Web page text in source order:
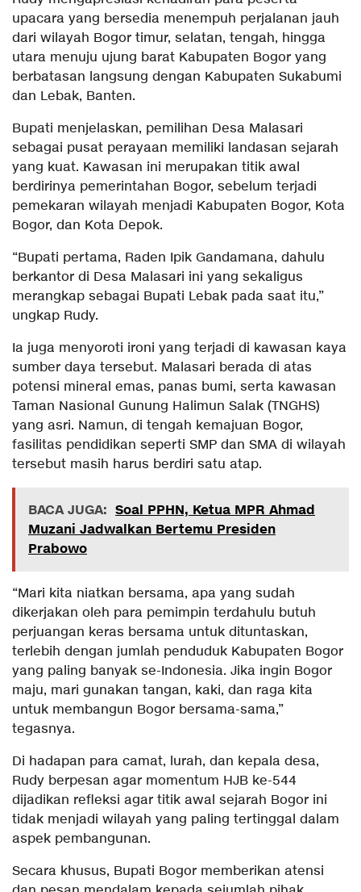
upacara yang bersedia menempuh perjalanan jauh
dari wilayah Bogor timur, selatan, tengah, hingga
utara menuju ujung barat Kabupaten Bogor yang
berbatasan langsung dengan Kabupaten Sukabumi
dan Lebak, Banten.
Bupati menjelaskan, pemilihan Desa Malasari
sebagai pusat perayaan memiliki landasan sejarah
yang kuat. Kawasan ini merupakan titik awal
berdirinya pemerintahan Bogor, sebelum terjadi
pemekaran wilayah menjadi Kabupaten Bogor, Kota
Bogor, dan Kota Depok.
“Bupati pertama, Raden Ipik Gandamana, dahulu
berkantor di Desa Malasari ini yang sekaligus
merangkap sebagai Bupati Lebak pada saat itu,”
ungkap Rudy.
Ia juga menyoroti ironi yang terjadi di kawasan kaya
sumber daya tersebut. Malasari berada di atas
potensi mineral emas, panas bumi, serta kawasan
Taman Nasional Gunung Halimun Salak (TNGHS)
yang asri. Namun, di tengah kemajuan Bogor,
fasilitas pendidikan seperti SMP dan SMA di wilayah
tersebut masih harus berdiri satu atap.
BACA JUGA: Soal PPHN, Ketua MPR Ahmad
Muzani Jadwalkan Bertemu Presiden
Prabowo
“Mari kita niatkan bersama, apa yang sudah
dikerjakan oleh para pemimpin terdahulu butuh
perjuangan keras bersama untuk dituntaskan,
terlebih dengan jumlah penduduk Kabupaten Bogor
yang paling banyak se-Indonesia. Jika ingin Bogor
maju, mari gunakan tangan, kaki, dan raga kita
untuk membangun Bogor bersama-sama,”
tegasnya.
Di hadapan para camat, lurah, dan kepala desa,
Rudy berpesan agar momentum HJB ke-544
dijadikan refleksi agar titik awal sejarah Bogor ini
tidak menjadi wilayah yang paling tertinggal dalam
aspek pembangunan.
Secara khusus, Bupati Bogor memberikan atensi